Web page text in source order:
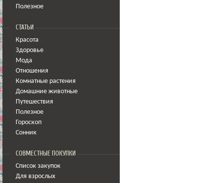
Полезное
СТАТЬИ
Красота
Здоровье
Мода
Отношения
Комнатные растения
Домашние животные
Путешествия
Полезное
Гороскоп
Сонник
СОВМЕСТНЫЕ ПОКУПКИ
Список закупок
Для взрослых